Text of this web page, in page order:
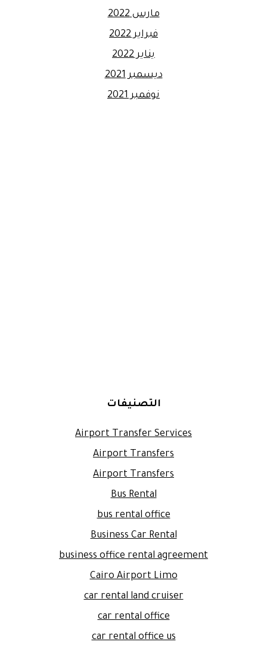
مارس 2022
فبراير 2022
يناير 2022
ديسمبر 2021
نوفمبر 2021
التصنيفات
Airport Transfer Services
Airport Transfers
Airport Transfers
Bus Rental
bus rental office
Business Car Rental
business office rental agreement
Cairo Airport Limo
car rental land cruiser
car rental office
car rental office us